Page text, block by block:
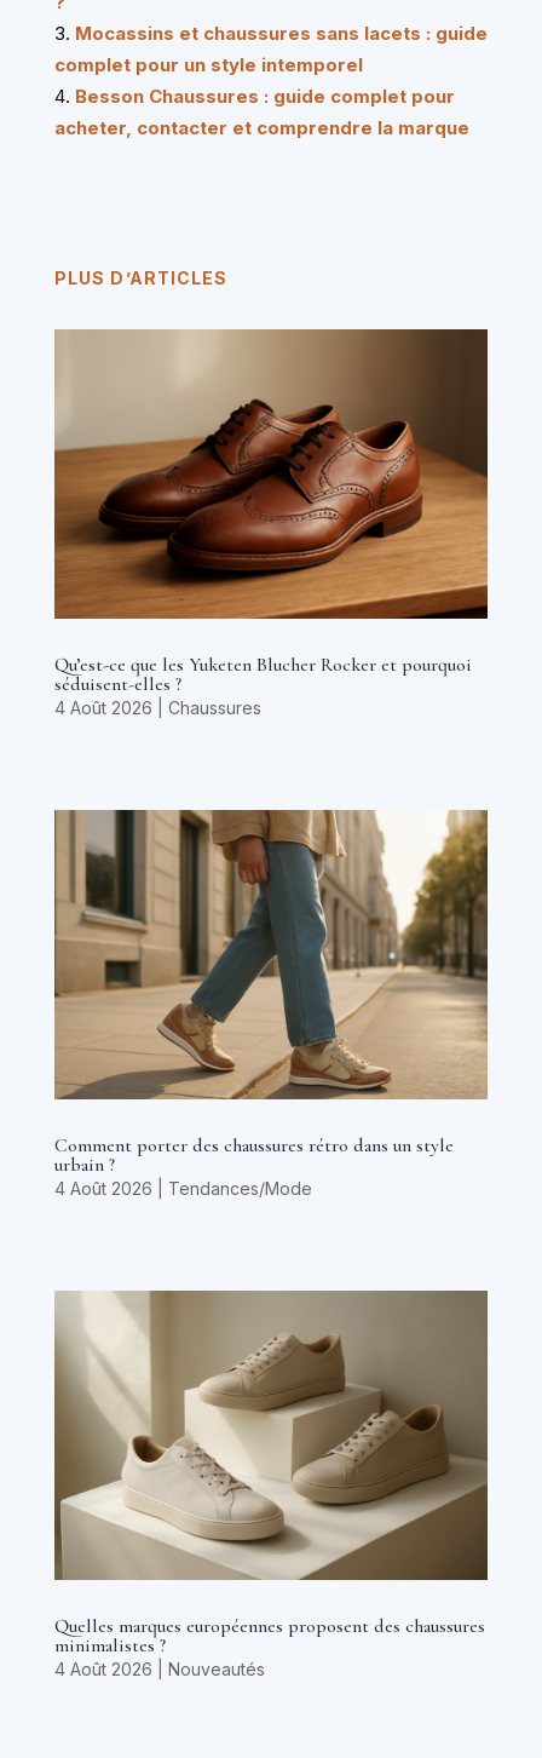
Mocassins et chaussures sans lacets : guide
complet pour un style intemporel
Besson Chaussures : guide complet pour
acheter, contacter et comprendre la marque
PLUS D’ARTICLES
Qu’est-ce que les Yuketen Blucher Rocker et pourquoi
séduisent-elles ?
4 Août 2026 Chaussures
Comment porter des chaussures rétro dans un style
urbain ?
4 Août 2026 Tendances/Mode
Quelles marques européennes proposent des chaussures
minimalistes ?
4 Août 2026 Nouveautés